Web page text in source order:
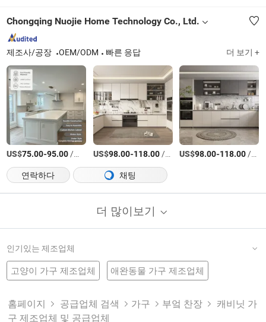
Chongqing Nuojie Home Technology Co., Ltd.
제조사/공장 OEM/ODM 빠른 응답 더 보기 +
US$75.00-95.00/미터 US$98.00-118.00/미터 US$98.00-118.00/미터
연락하다
채팅
더 많이보기
인기있는 제조업체
고양이 가구 제조업체 애완동물 가구 제조업체
주방 가구 공장 욕실 가구 공장
가구 제품
홈페이지 공급업체 검색 가구 부엌 찬장
캐비닛 가
구 제조업체 및 공급업체